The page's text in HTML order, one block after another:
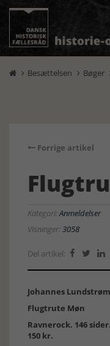
 Besættelsen  Bøger
Forrige artikel
Kategori:Anmeldelser
Visninger:3058
Del artikel:   
Johannes Lundstrøm
Flugtrute Møn
Ravnerock. 146 sider.
150 kr.